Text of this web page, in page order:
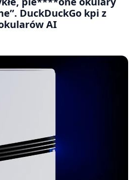
DuckDuckGo kpi z
AI